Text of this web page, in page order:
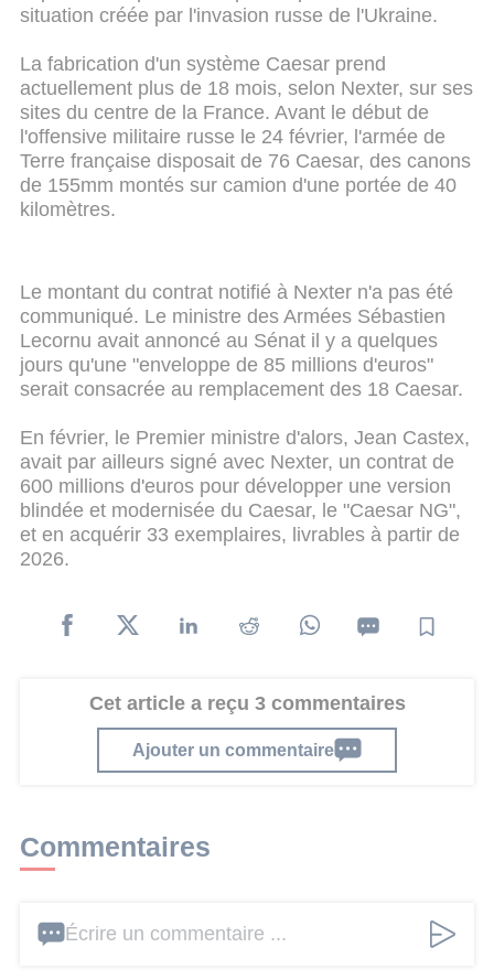
situation créée par l'invasion russe de l'Ukraine.
La fabrication d'un système Caesar prend
actuellement plus de 18 mois, selon Nexter, sur ses
sites du centre de la France. Avant le début de
l'offensive militaire russe le 24 février, l'armée de
Terre française disposait de 76 Caesar, des canons
de 155mm montés sur camion d'une portée de 40
kilomètres.
Le montant du contrat notifié à Nexter n'a pas été
communiqué. Le ministre des Armées Sébastien
Lecornu avait annoncé au Sénat il y a quelques
jours qu'une "enveloppe de 85 millions d'euros"
serait consacrée au remplacement des 18 Caesar.
En février, le Premier ministre d'alors, Jean Castex,
avait par ailleurs signé avec Nexter, un contrat de
600 millions d'euros pour développer une version
blindée et modernisée du Caesar, le "Caesar NG",
et en acquérir 33 exemplaires, livrables à partir de
2026.
Cet article a reçu 3 commentaires
Ajouter un commentaire
Commentaires
Écrire un commentaire ...